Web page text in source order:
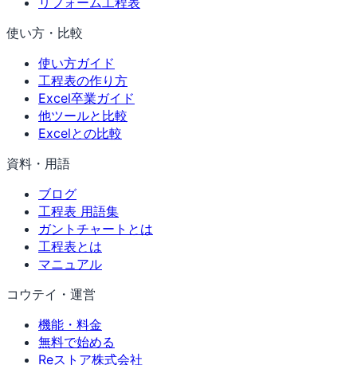
使い方・比較
使い方ガイド
工程表の作り方
Excel卒業ガイド
他ツールと比較
Excelとの比較
資料・用語
ブログ
工程表 用語集
ガントチャートとは
工程表とは
マニュアル
コウテイ・運営
機能・料金
無料で始める
Reストア株式会社